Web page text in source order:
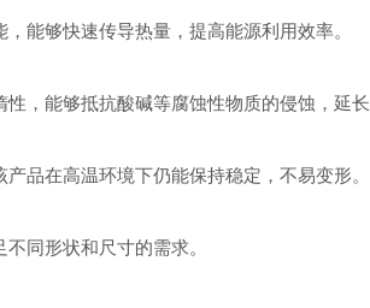
够快速传导热量，提高能源利用效率。
能够抵抗酸碱等腐蚀性物质的侵蚀，延长
在高温环境下仍能保持稳定，不易变形。
同形状和尺寸的需求。